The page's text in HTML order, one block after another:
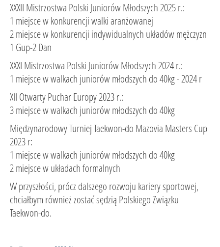
XXXII Mistrzostwa Polski Juniorów Młodszych 2025 r.:
1 miejsce w konkurencji walki aranżowanej
2 miejsce w konkurencji indywidualnych układów mężczyzn
1 Gup-2 Dan
XXXI Mistrzostwa Polski Juniorów Młodszych 2024 r.:
1 miejsce w walkach juniorów młodszych do 40kg - 2024 r
XII Otwarty Puchar Europy 2023 r.:
3 miejsce w walkach juniorów młodszych do 40kg
Międzynarodowy Turniej Taekwon-do Mazovia Masters Cup
2023 r:
1 miejsce w walkach juniorów młodszych do 40kg
2 miejsce w układach formalnych
W przyszłości, prócz dalszego rozwoju kariery sportowej,
chciałbym również zostać sędzią Polskiego Związku
Taekwon-do.